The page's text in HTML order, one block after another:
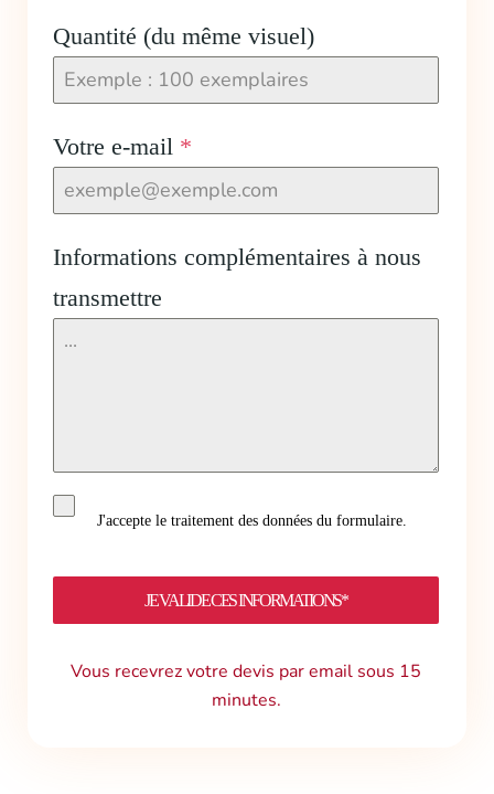
Quantité (du même visuel)
Votre e-mail *
Informations complémentaires à nous
transmettre
J'accepte le traitement des données du formulaire.
JE VALIDE CES INFORMATIONS*
Vous recevrez votre devis par email sous 15
minutes.